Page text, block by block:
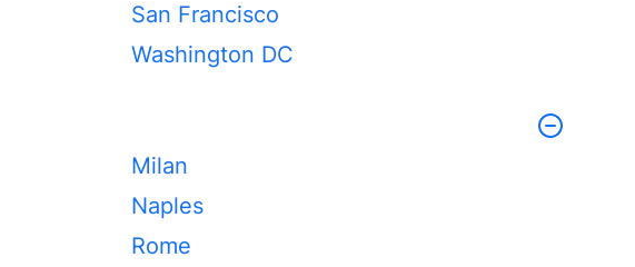
San Francisco
Washington DC
Milan
Naples
Rome